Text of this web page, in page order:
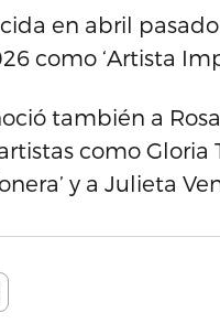
en abril
como ‘Artista
también a
como Gloria
y a Julieta